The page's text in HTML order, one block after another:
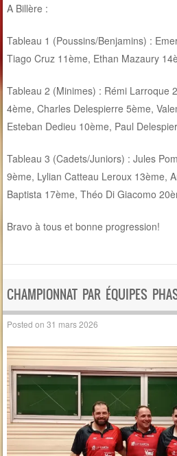
A Billère :
Tableau 1 (Poussins/Benjamins) :
Tiago Cruz 11ème, Ethan Mazaury
Tableau 2 (Minimes) : Rémi Larroque
4ème, Charles Delespierre 5ème,
Esteban Dedieu 10ème, Paul
Tableau 3 (Cadets/Juniors) : Jules
9ème, Lylian Catteau Leroux 13ème,
Baptista 17ème, Théo Di Giacomo
Bravo à tous et bonne progression!
CHAMPIONNAT PAR ÉQUIPES
Posted on31 mars 2026